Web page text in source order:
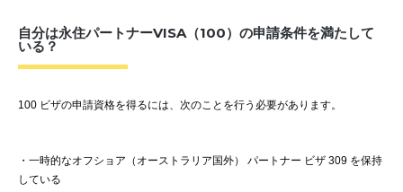
自分は永住パートナーVISA（100）の申請条件を満たして
いる？
100 ビザの申請資格を得るには、次のことを行う必要があります。
・ 一時的なオフショア（オーストラリア国外） パートナー ビザ 309 を保持
している